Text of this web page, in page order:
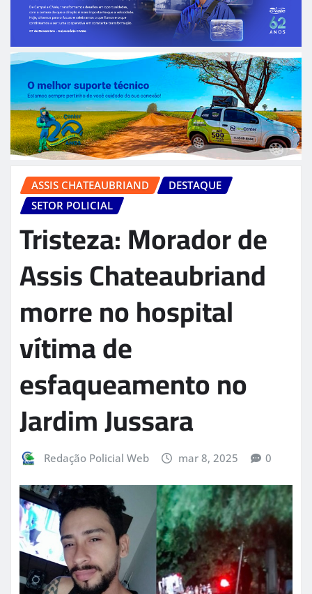
ASSIS CHATEAUBRIAND
DESTAQUE
SETOR POLICIAL
Tristeza: Morador de
Assis Chateaubriand
morre no hospital
vítima de
esfaqueamento no
Jardim Jussara
Redação Policial Web mar 8, 2025 0